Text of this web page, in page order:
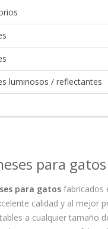
luminosos / reflectantes
para gatos
para gatos fabricados
calidad y al mejor
a cualquier tamaño